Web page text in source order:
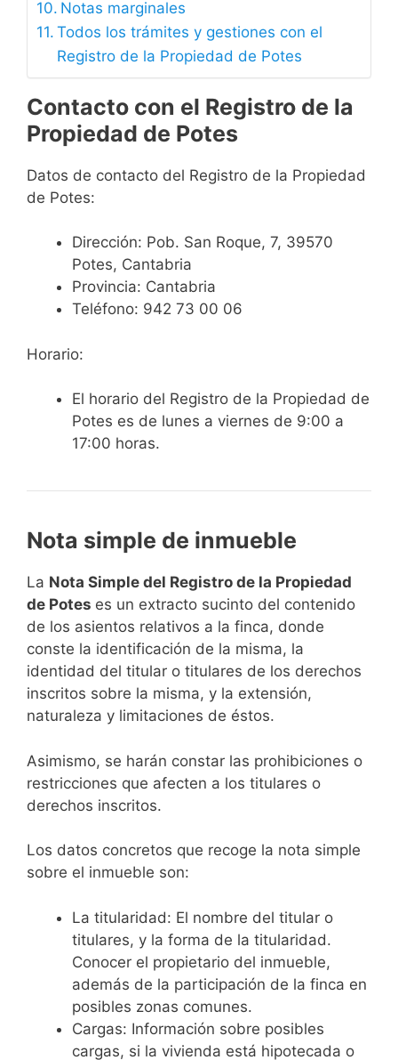
Notas marginales
Todos los trámites y gestiones con el
Registro de la Propiedad de Potes
Contacto con el Registro de la
Propiedad de Potes
Datos de contacto del Registro de la Propiedad
de Potes:
Dirección: Pob. San Roque, 7, 39570
Potes, Cantabria
Provincia: Cantabria
Teléfono: 942 73 00 06
Horario:
El horario del Registro de la Propiedad de
Potes es de lunes a viernes de 9:00 a
17:00 horas.
Nota simple de inmueble
La Nota Simple del Registro de la Propiedad
de Potes es un extracto sucinto del contenido
de los asientos relativos a la finca, donde
conste la identificación de la misma, la
identidad del titular o titulares de los derechos
inscritos sobre la misma, y la extensión,
naturaleza y limitaciones de éstos.
Asimismo, se harán constar las prohibiciones o
restricciones que afecten a los titulares o
derechos inscritos.
Los datos concretos que recoge la nota simple
sobre el inmueble son:
La titularidad: El nombre del titular o
titulares, y la forma de la titularidad.
Conocer el propietario del inmueble,
además de la participación de la finca en
posibles zonas comunes.
Cargas: Información sobre posibles
cargas, si la vivienda está hipotecada o